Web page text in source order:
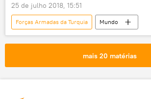
25 de julho 2018, 15:51
Forças Armadas da Turquia
Mundo
Europa
Notícias
Ancara
Partido dos Trabalhadores do Curdistão (PKK)
Parlamento da Turquia
mais 20 matérias